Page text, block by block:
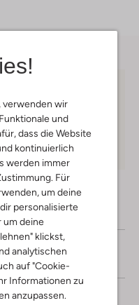
verwenden wir
und
dass die Website
kontinuierlich
werden immer
Für
um deine
personalisierte
um deine
klickst,
analytischen
auf "Cookie-
Informationen zu
anzupassen.
Rückgaberecht